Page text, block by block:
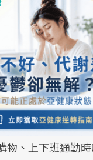
物、上下班通勤